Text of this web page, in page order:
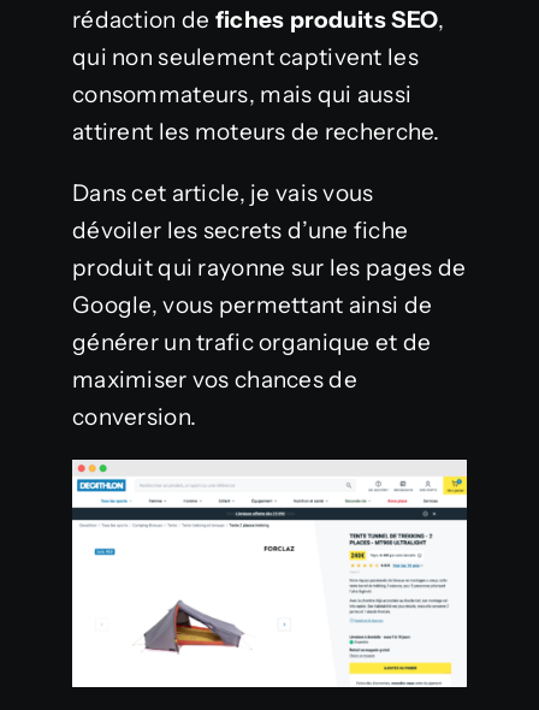
rédaction de fiches produits SEO,
qui non seulement captivent les
consommateurs, mais qui aussi
attirent les moteurs de recherche.
Dans cet article, je vais vous
dévoiler les secrets d’une fiche
produit qui rayonne sur les pages de
Google, vous permettant ainsi de
générer un trafic organique et de
maximiser vos chances de
conversion.